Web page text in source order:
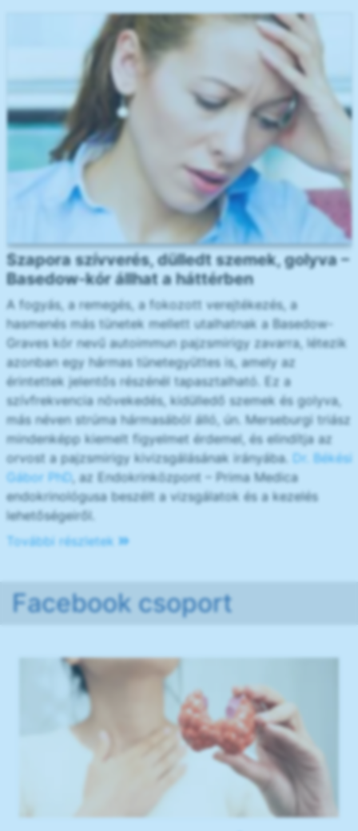
Szapora szívverés, dülledt szemek, golyva –
Basedow-kór állhat a háttérben
A fogyás, a remegés, a fokozott verejtékezés, a
hasmenés más tünetek mellett utalhatnak a Basedow-
Graves kór nevű autoimmun pajzsmirigy zavarra, létezik
azonban egy hármas tünetegyüttes is, amely az
érintettek jelentős részénél tapasztalható. Ez a
szívfrekvencia növekedés, kidülledő szemek és golyva,
más néven strúma hármasából álló, ún. Merseburgi triász
mindenképp kiemelt figyelmet érdemel, és elindítja az
orvost a pajzsmirigy kivizsgálásának irányába. Dr. Békési
Gábor PhD, az Endokrinközpont – Prima Medica
endokrinológusa beszélt a vizsgálatok és a kezelés
lehetőségeiről.
További részletek
Facebook csoport